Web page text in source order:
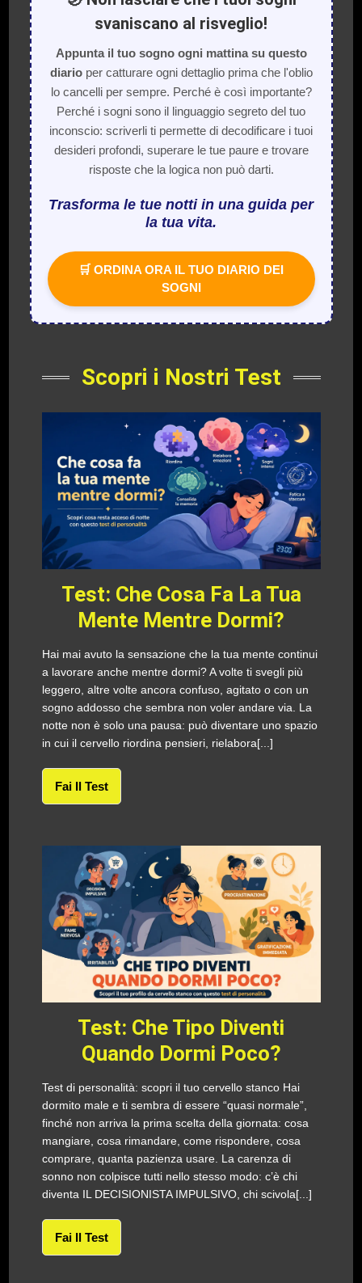
svaniscano al risveglio!
Appunta il tuo sogno ogni mattina su questo
diarioper catturare ogni dettaglio prima che l'oblio
lo cancelli per sempre. Perché è così importante?
Perché i sogni sono il linguaggio segreto del tuo
inconscio: scriverli ti permette di decodificare i tuoi
desideri profondi, superare le tue paure e trovare
risposte che la logica non può darti.
Trasforma le tue notti in una guida per
la tua vita.
🛒 ORDINA ORA IL TUO DIARIO DEI
SOGNI
Scopri i Nostri Test
Test: Che Cosa Fa La Tua
Mente Mentre Dormi?
Hai mai avuto la sensazione che la tua mente continui
a lavorare anche mentre dormi? A volte ti svegli più
leggero, altre volte ancora confuso, agitato o con un
sogno addosso che sembra non voler andare via. La
notte non è solo una pausa: può diventare uno spazio
in cui il cervello riordina pensieri, rielabora[...]
Fai Il Test
Test: Che Tipo Diventi
Quando Dormi Poco?
Test di personalità: scopri il tuo cervello stanco Hai
dormito male e ti sembra di essere “quasi normale”,
finché non arriva la prima scelta della giornata: cosa
mangiare, cosa rimandare, come rispondere, cosa
comprare, quanta pazienza usare. La carenza di
sonno non colpisce tutti nello stesso modo: c’è chi
diventa IL DECISIONISTA IMPULSIVO, chi scivola[...]
Fai Il Test